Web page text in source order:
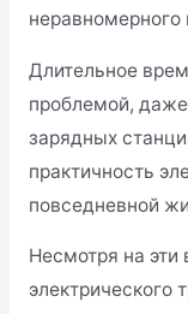
неравномерного
Длительное
проблемой,
зарядных
практичность
повседневной
Несмотря на
электрического